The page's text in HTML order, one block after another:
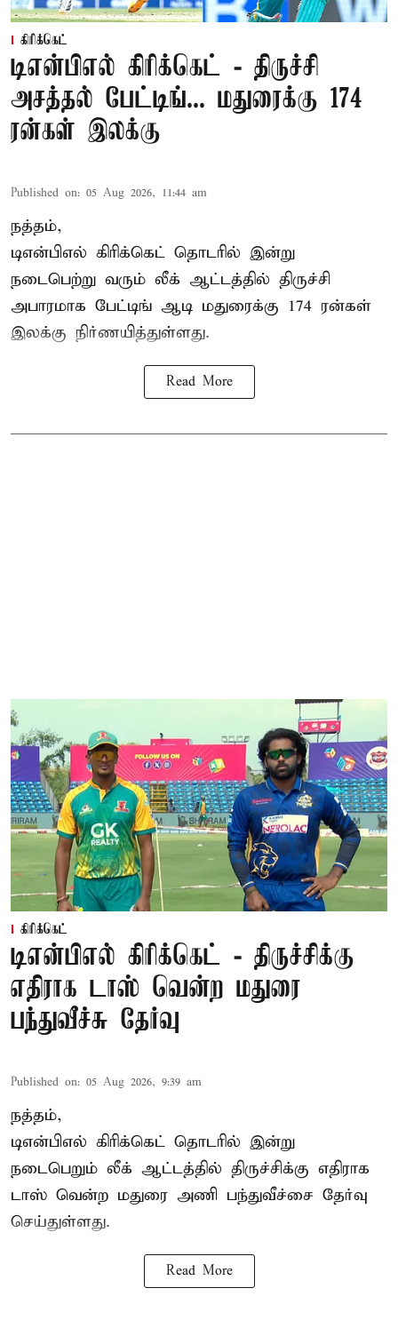
கிரிக்கெட்
டிஎன்பிஎல் கிரிக்கெட் - திருச்சி
அசத்தல் பேட்டிங்... மதுரைக்கு 174
ரன்கள் இலக்கு
Published on: 05 Aug 2026, 11:44 am
நத்தம்,
டிஎன்பிஎல் கிரிக்கெட் தொடரில் இன்று
நடைபெற்று வரும் லீக் ஆட்டத்தில் திருச்சி
அபாரமாக பேட்டிங் ஆடி மதுரைக்கு 174 ரன்கள்
இலக்கு நிர்ணயித்துள்ளது.
Read More
கிரிக்கெட்
டிஎன்பிஎல் கிரிக்கெட் - திருச்சிக்கு
எதிராக டாஸ் வென்ற மதுரை
பந்துவீச்சு தேர்வு
Published on: 05 Aug 2026, 9:39 am
நத்தம்,
டிஎன்பிஎல் கிரிக்கெட் தொடரில் இன்று
நடைபெறும் லீக் ஆட்டத்தில் திருச்சிக்கு எதிராக
டாஸ் வென்ற மதுரை அணி பந்துவீச்சை தேர்வு
செய்துள்ளது.
Read More